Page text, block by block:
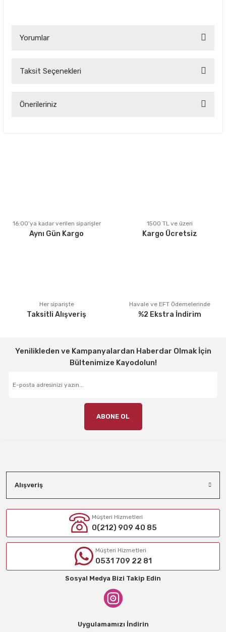
Yorumlar
Bu ürüne ilk yorumu siz yapın!
Taksit Seçenekleri
Önerileriniz
Ürün fiyatı diğer sitelerden daha pahalı.
Bu ürüne benzer farklı alternatifler olmalı.
16:00’ya kadar verilen siparişler
Aynı Gün Kargo
1500 TL ve üzeri
Kargo Ücretsiz
Her siparişte
Taksitli Alışveriş
Havale ve EFT Ödemelerinde
%2 Ekstra İndirim
Yenilikleden ve Kampanyalardan Haberdar Olmak İçin
Bültenimize Kayodolun!
ABONE OL
Alışveriş
Müşteri Hizmetleri
0(212) 909 40 85
Müşteri Hizmetleri
0531 709 22 81
Sosyal Medya Bizi Takip Edin
Uygulamamızı İndirin